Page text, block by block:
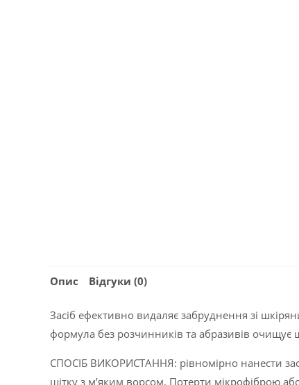
Опис Відгуки (0)
Засіб ефективно видаляє забруднення зі
формула без розчинників та абразивів очищує
СПОСІБ ВИКОРИСТАННЯ: рівномірно нанести
щітку з м’яким ворсом. Потерти мікрофіброю